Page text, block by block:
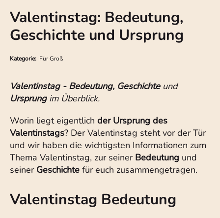
Valentinstag: Bedeutung,
Geschichte und Ursprung
Kategorie: Für Groß
Valentinstag - Bedeutung, Geschichte und
Ursprung im Überblick.
Worin liegt eigentlich der Ursprung des
Valentinstags? Der Valentinstag steht vor der Tür
und wir haben die wichtigsten Informationen zum
Thema Valentinstag, zur seiner Bedeutung und
seinerGeschichte für euch zusammengetragen.
Valentinstag Bedeutung